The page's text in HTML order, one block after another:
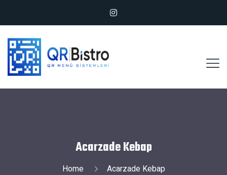
Acarzade Kebap
Home Acarzade Kebap